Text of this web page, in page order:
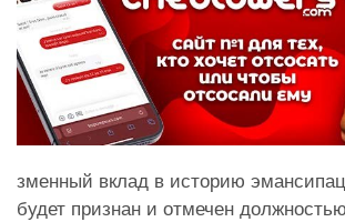
зменный вклад в историю
будет признан и отмечен